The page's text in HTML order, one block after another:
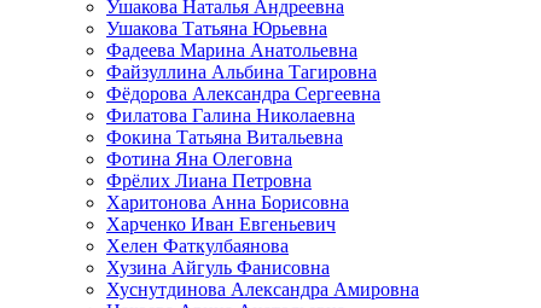
Ушакова Наталья Андреевна
Ушакова Татьяна Юрьевна
Фадеева Марина Анатольевна
Файзуллина Альбина Тагировна
Фёдорова Александра Сергеевна
Филатова Галина Николаевна
Фокина Татьяна Витальевна
Фотина Яна Олеговна
Фрёлих Лиана Петровна
Харитонова Анна Борисовна
Харченко Иван Евгеньевич
Хелен Фаткулбаянова
Хузина Айгуль Фанисовна
Хуснутдинова Александра Амировна